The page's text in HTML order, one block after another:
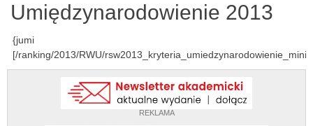
REKLAMA
Umiędzynarodowienie 2013
{jumi
[/ranking/2013/RWU/